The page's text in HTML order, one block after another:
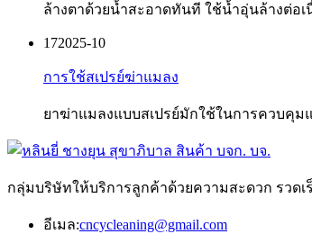
ล้างตาด้วยน้ำสะอาดทันที ใช้น้ำอุ่นล้างต่อเ
172025-10
การใช้สเปรย์ฆ่าแมลง
ยาฆ่าแมลงแบบสเปรย์มักใช้ในการควบคุ
กลุ่มบริษัทให้บริการลูกค้าด้วยความสะดวก รวด
อีเมล:cncycleaning@gmail.com